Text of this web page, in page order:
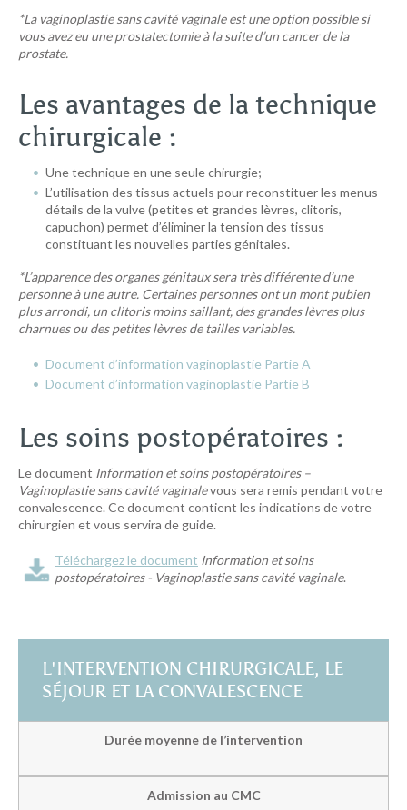
*La vaginoplastie sans cavité vaginale est une option possible si
vous avez eu une prostatectomie à la suite d’un cancer de la
prostate.
Les avantages de la technique
chirurgicale :
Une technique en une seule chirurgie;
L’utilisation des tissus actuels pour reconstituer les menus
détails de la vulve (petites et grandes lèvres, clitoris,
capuchon) permet d’éliminer la tension des tissus
constituant les nouvelles parties génitales.
*L’apparence des organes génitaux sera très différente d’une
personne à une autre. Certaines personnes ont un mont pubien
plus arrondi, un clitoris moins saillant, des grandes lèvres plus
charnues ou des petites lèvres de tailles variables.
Document d’information vaginoplastie Partie A
Document d’information vaginoplastie Partie B
Les soins postopératoires :
Le document Information et soins postopératoires –
Vaginoplastie sans cavité vaginalevous sera remis pendant votre
convalescence. Ce document contient les indications de votre
chirurgien et vous servira de guide.
Téléchargez le document Information et soins
postopératoires - Vaginoplastie sans cavité vaginale.
L'INTERVENTION CHIRURGICALE, LE
SÉJOUR ET LA CONVALESCENCE
Durée moyenne de l’intervention
Admission au CMC